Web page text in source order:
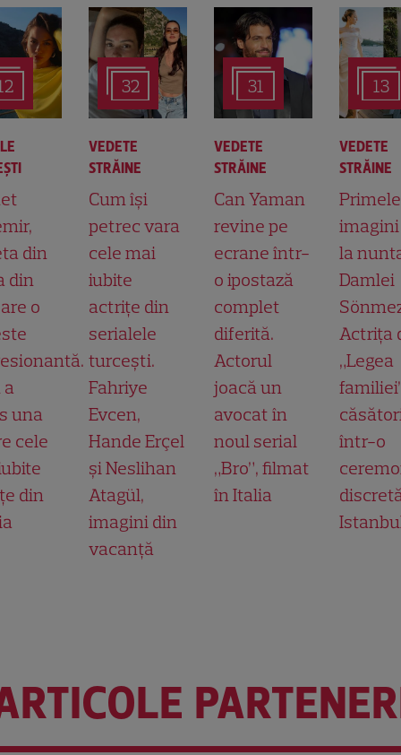
din
din
o
a
una
cele
din
32
VEDETE
STRĂINE
Cum își
petrec vara
cele mai
iubite
actrițe din
serialele
turcești.
Fahriye
Evcen,
Hande Erçel
și Neslihan
Atagül,
imagini din
vacanță
31
VEDETE
STRĂINE
Can Yaman
revine pe
ecrane într-
o ipostază
complet
diferită.
Actorul
joacă un
avocat în
noul serial
„Bro”, filmat
în Italia
13
VEDETE
STRĂINE
Primele
la
Damlei
Actrița
„Legea
într-o